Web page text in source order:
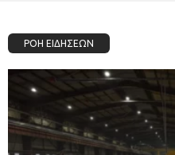
ΡΟΗ ΕΙΔΗΣΕΩΝ